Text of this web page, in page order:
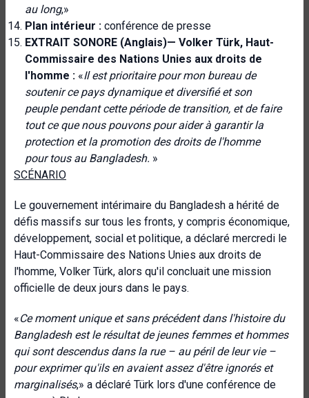
au long,»
Plan intérieur : conférence de presse
EXTRAIT SONORE (Anglais)— Volker Türk, Haut-
Commissaire des Nations Unies aux droits de
l'homme : «Il est prioritaire pour mon bureau de
soutenir ce pays dynamique et diversifié et son
peuple pendant cette période de transition, et de faire
tout ce que nous pouvons pour aider à garantir la
protection et la promotion des droits de l'homme
pour tous au Bangladesh. »
SCÉNARIO
Le gouvernement intérimaire du Bangladesh a hérité de
défis massifs sur tous les fronts, y compris économique,
développement, social et politique, a déclaré mercredi le
Haut-Commissaire des Nations Unies aux droits de
l'homme, Volker Türk, alors qu'il concluait une mission
officielle de deux jours dans le pays.
«Ce moment unique et sans précédent dans l'histoire du
Bangladesh est le résultat de jeunes femmes et hommes
qui sont descendus dans la rue – au péril de leur vie –
pour exprimer qu'ils en avaient assez d'être ignorés et
marginalisés,» a déclaré Türk lors d'une conférence de